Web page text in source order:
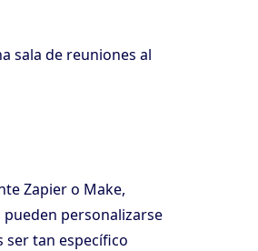
sala de reuniones al
Zapier o Make,
personalizarse
ser tan específico